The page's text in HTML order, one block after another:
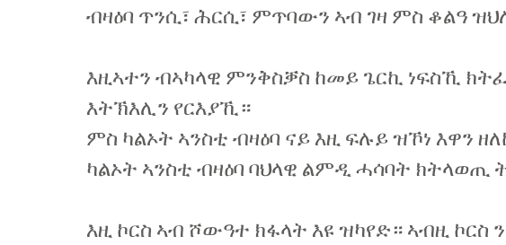
ብዛዕባ ጥንሲ፣ ሕርሲ፣ ምጥባውን ኣብ ገዛ ምስ ቆልዓ
እዚኣተን ብኣካላዊ ምንቅስቓስ ከመይ ጌርኪ ነፍስኺ
እትኽእሊን የርእያኺ።
ምስ ካልኦት ኣንስቲ ብዛዕባ ናይ እዚ ፍሉይ ዝኾነ
ካልኦት ኣንስቲ ብዛዕባ ባህላዊ ልምዲ ሓሳባት ክትላወጢ
እዚ ኮርስ ኣብ ሾውዓተ ክፋላት እዩ ዝካየድ። ኣብዚ ኮርስ